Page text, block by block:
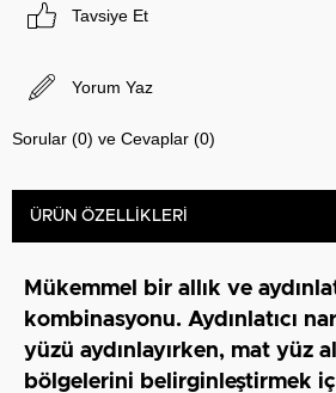
Tavsiye Et
Yorum Yaz
Sorular (0) ve Cevaplar (0)
ÜRÜN ÖZELLIKLERI
Mükemmel bir allık ve
kombinasyonu. Aydınlatıcı
yüzü aydınlayırken, mat yüz
bölgelerini belirginleştirmek